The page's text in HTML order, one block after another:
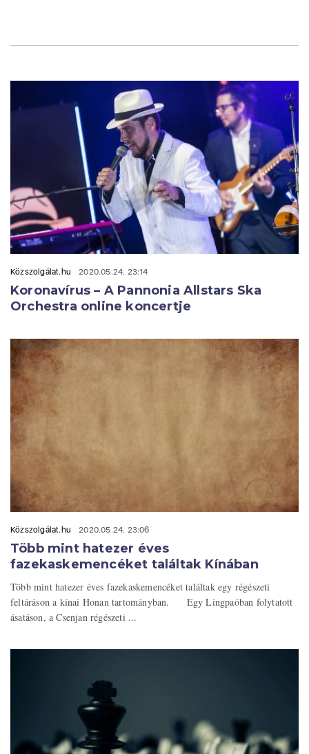
Közszolgálat.hu 2020.05.24. 23:14
Koronavírus – A Pannonia Allstars Ska
Orchestra online koncertje
Közszolgálat.hu 2020.05.24. 23:06
Több mint hatezer éves
fazekaskemencéket találtak Kínában
Több mint hatezer éves fazekaskemencéket találtak egy régészeti
feltáráson a kínai Honan tartományban. Egy Lingpaóban folytatott
ásatáson, a Csenjan régészeti ...